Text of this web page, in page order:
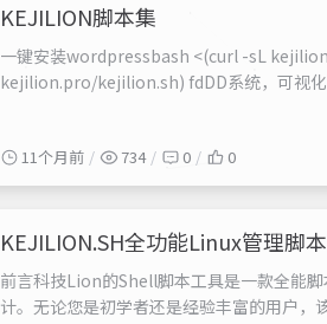
KEJILION脚本集
一键安装wordpressbash <(curl -sL
kejilion.pro/kejilion.sh) fdDD系统，可视
11个月前 734 0 0
KEJILION.SH全功能Linux管理脚本
前言科技Lion的Shell脚本工具是一款全能
计。无论您是初学者还是经验丰富的用户